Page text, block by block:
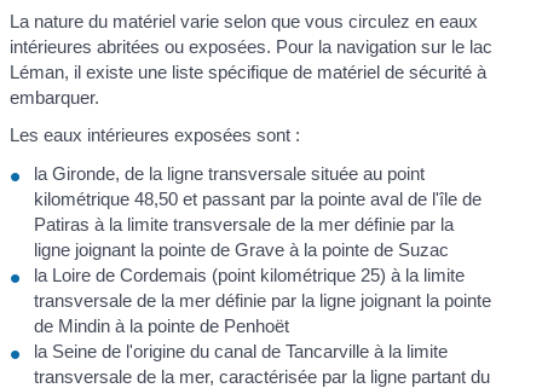
La nature du matériel varie selon que vous circulez en eaux
intérieures abritées ou exposées. Pour la navigation sur le lac
Léman, il existe une liste spécifique de matériel de sécurité à
embarquer.
Les eaux intérieures exposées sont :
la Gironde, de la ligne transversale située au point
kilométrique 48,50 et passant par la pointe aval de l'île de
Patiras à la limite transversale de la mer définie par la
ligne joignant la pointe de Grave à la pointe de Suzac
la Loire de Cordemais (point kilométrique 25) à la limite
transversale de la mer définie par la ligne joignant la pointe
de Mindin à la pointe de Penhoët
la Seine de l'origine du canal de Tancarville à la limite
transversale de la mer, caractérisée par la ligne partant du